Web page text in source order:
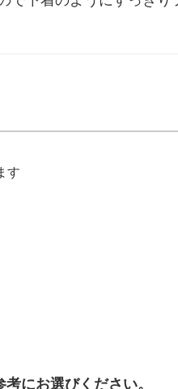
す
にお選びください。